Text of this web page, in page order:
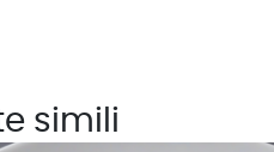
simili